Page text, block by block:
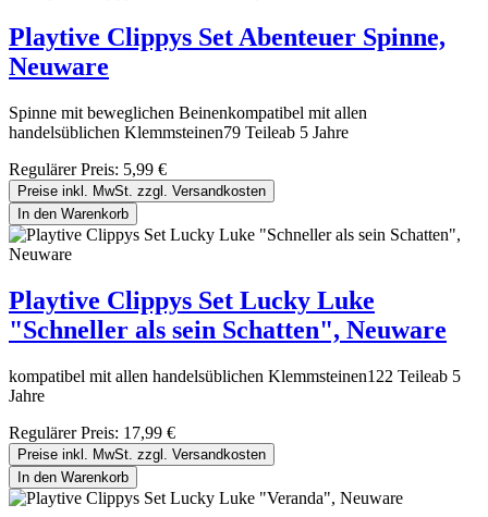
Playtive Clippys Set Abenteuer Spinne,
Neuware
Spinne mit beweglichen Beinenkompatibel mit allen
handelsüblichen Klemmsteinen79 Teileab 5 Jahre
Regulärer Preis: 5,99 €
Preise inkl. MwSt. zzgl. Versandkosten
In den Warenkorb
Playtive Clippys Set Lucky Luke
"Schneller als sein Schatten", Neuware
kompatibel mit allen handelsüblichen Klemmsteinen122 Teileab 5
Jahre
Regulärer Preis: 17,99 €
Preise inkl. MwSt. zzgl. Versandkosten
In den Warenkorb